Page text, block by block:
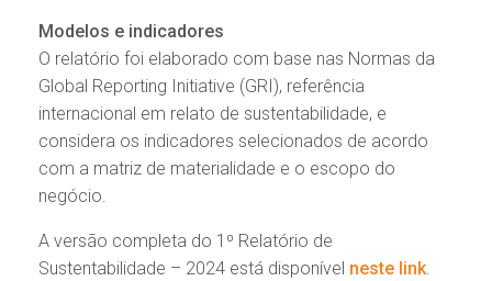
Modelos e indicadores
O relatório foi elaborado com base nas Normas da
Global Reporting Initiative (GRI), referência
internacional em relato de sustentabilidade, e
considera os indicadores selecionados de acordo
com a matriz de materialidade e o escopo do
negócio.
A versão completa do 1º Relatório de
Sustentabilidade – 2024 está disponível neste link.